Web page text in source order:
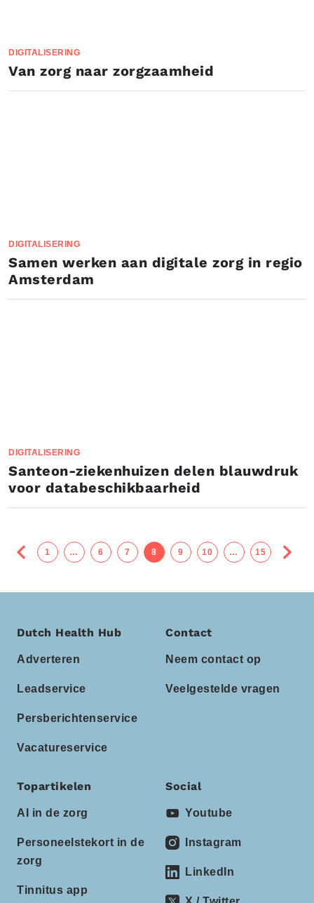
DIGITALISERING
Van zorg naar zorgzaamheid
DIGITALISERING
Samen werken aan digitale zorg in regio
Amsterdam
DIGITALISERING
Santeon-ziekenhuizen delen blauwdruk
voor databeschikbaarheid
1 … 6 7 8 9 10 … 15
Dutch Health Hub
Adverteren
Leadservice
Persberichtenservice
Vacatureservice
Contact
Neem contact op
Veelgestelde vragen
Topartikelen
AI in de zorg
Personeelstekort in de
zorg
Tinnitus app
Social
Youtube
Instagram
LinkedIn